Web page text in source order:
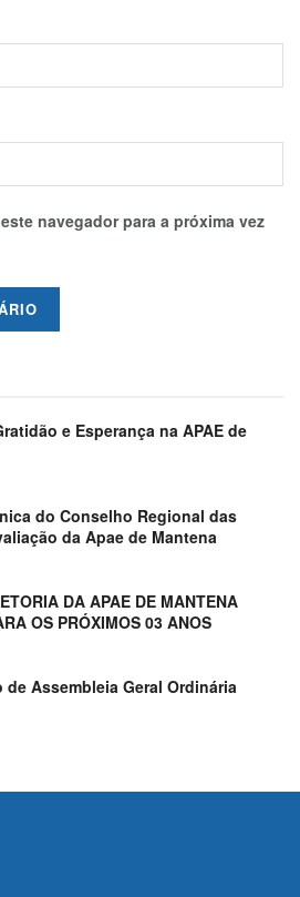
navegador para a próxima vez
e Esperança na APAE de
do Conselho Regional das
da Apae de Mantena
DA APAE DE MANTENA
OS PRÓXIMOS 03 ANOS
Assembleia Geral Ordinária